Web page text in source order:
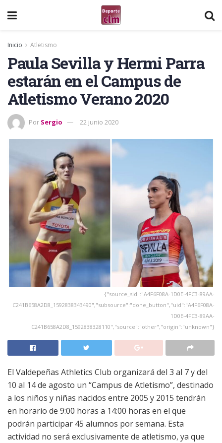
Inicio Atletismo
Paula Sevilla y Hermi Parra
estarán en el Campus de
Atletismo Verano 2020
Por Sergio 22 junio 2020
{"source_sid":"A4F6F08A-1D0E-4FC3-89AA-
C241B658A2D8_1592838343490","subsource":"done_button","uid":"A4F6F08A-
1D0E-4FC3-89AA-
C241B658A2D8_1592838328110","source":"other","origin":"unknown"}
El Valdepeñas Athletics Club organizará del 3 al 7 y del
10 al 14 de agosto un “Campus de Atletismo”, destinado
a los niños y niñas nacidos entre 2005 y 2015 tendrán
en horario de 9:00 horas a 14:00 horas en el que
podrán participar 45 alumnos por semana. Esta
actividad no será exclusivamente de atletismo, ya que